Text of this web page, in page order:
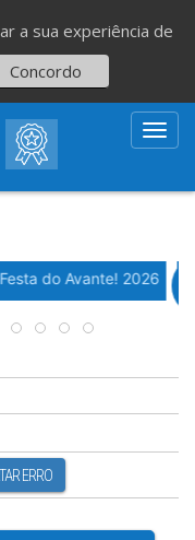
Evento WeTiming
do Avante! 2026
ERRO
a sua experiência de
Concordo